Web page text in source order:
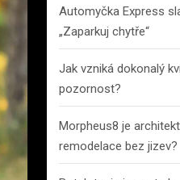
Automyčka Express
„Zaparkuj chytře“
Jak vzniká dokonalý
pozornost?
Morpheus8 je
remodelace bez jizev?